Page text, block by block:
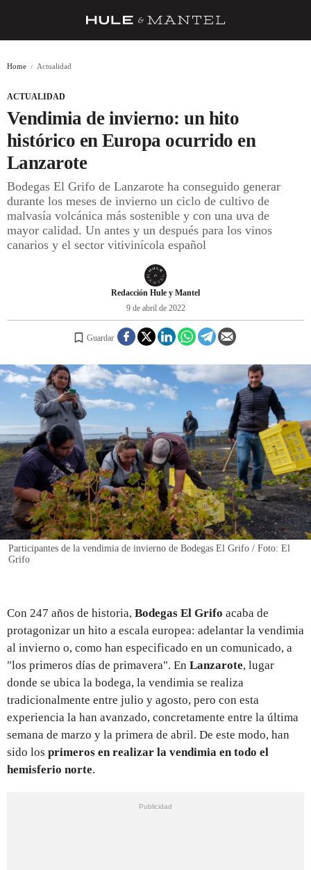
BARRAS Y ESTRELLAS
DÓNDE COMER
ÍDOLOS DE MESAS
CUADERNO DE VIAJE
TRADICIÓN
REGISTRO
INICIAR SESIÓN
Home Actualidad
ACTUALIDAD
Vendimia de invierno: un hito
histórico en Europa ocurrido en
Lanzarote
Bodegas El Grifo de Lanzarote ha conseguido generar
durante los meses de invierno un ciclo de cultivo de
malvasía volcánica más sostenible y con una uva de
mayor calidad. Un antes y un después para los vinos
canarios y el sector vitivinícola español
Redacción Hule y Mantel
9 de abril de 2022
Guardar
Participantes de la vendimia de invierno de Bodegas El Grifo / Foto: El
Grifo
Con 247 años de historia, Bodegas El Grifo acaba de
protagonizar un hito a escala europea: adelantar la vendimia
al invierno o, como han especificado en un comunicado, a
"los primeros días de primavera". En Lanzarote, lugar
donde se ubica la bodega, la vendimia se realiza
tradicionalmente entre julio y agosto, pero con esta
experiencia la han avanzado, concretamente entre la última
semana de marzo y la primera de abril. De este modo, han
sido los primeros en realizar la vendimia en todo el
hemisferio norte.